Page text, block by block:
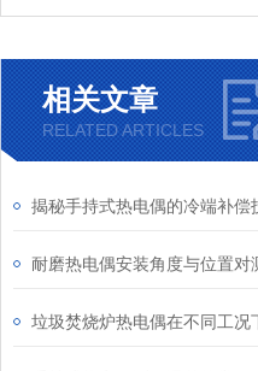
相关文章
RELATED ARTICLES